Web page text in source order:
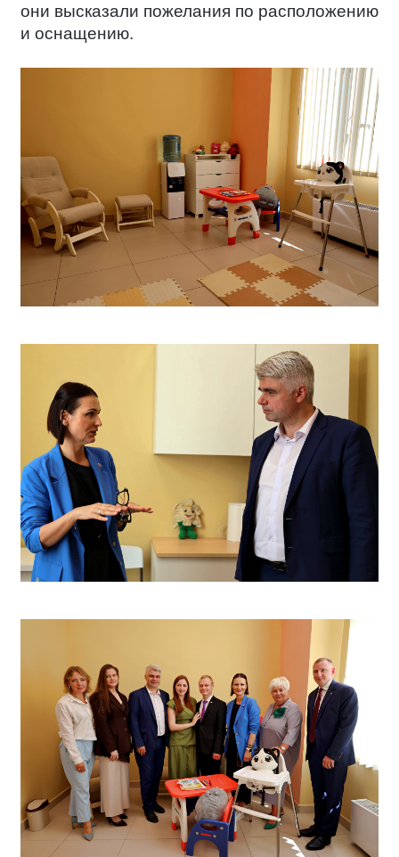
они высказали пожелания по расположению
и оснащению.